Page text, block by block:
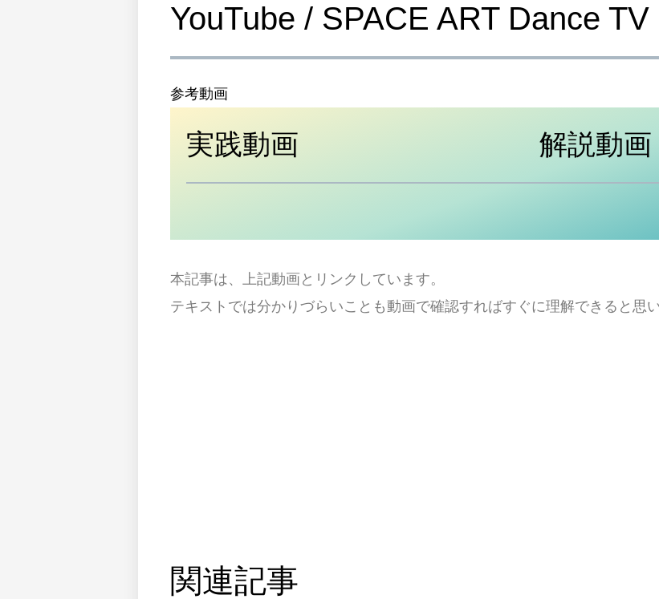
YouTube / SPACE ART Dance TV
参考動画
実践動画 解説動画
本記事は、上記動画とリンクしています。
テキストでは分かりづらいことも動画で確認すればすぐに理解できると思
関連記事